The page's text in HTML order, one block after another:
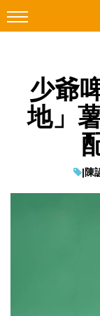
Facebook
科技焦點
教學評測
Enterprise Digital
少爺
地」
|陳